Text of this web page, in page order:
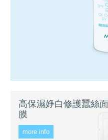
高保濕婙白修護蠶絲面
膜
more info